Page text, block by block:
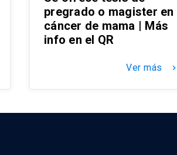
pregrado o magister en
cáncer de mama | Más
info en el QR
Ver más keyboard_arrow_right